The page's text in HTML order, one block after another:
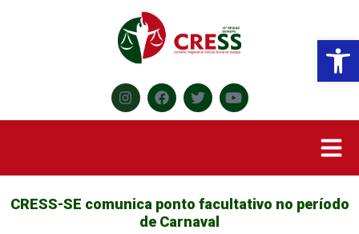
CRESS-SE comunica ponto facultativo no período
de Carnaval